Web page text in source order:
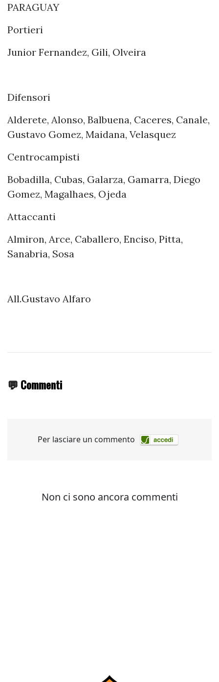
PARAGUAY
Portieri
Junior Fernandez, Gili, Olveira
Difensori
Alderete, Alonso, Balbuena, Caceres, Canale,
Gustavo Gomez, Maidana, Velasquez
Centrocampisti
Bobadilla, Cubas, Galarza, Gamarra, Diego
Gomez, Magalhaes, Ojeda
Attaccanti
Almiron, Arce, Caballero, Enciso, Pitta,
Sanabria, Sosa
All.Gustavo Alfaro
💬 Commenti